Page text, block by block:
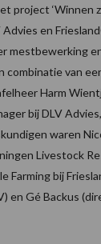
project ‘Winnen
en
mestbewerking
combinatie van
Harm
bij DLV
waren
Livestock
Farming bij
en Gé Backus